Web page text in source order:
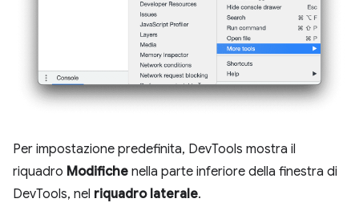
Per impostazione predefinita, DevTools mostra il
riquadro Modifiche nella parte inferiore della finestra di
DevTools, nel riquadro laterale.